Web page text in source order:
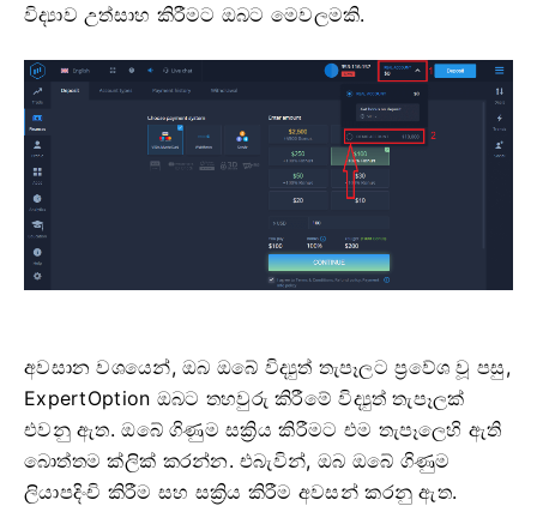
විද්‍යාව උත්සාහ කිරීමට ඔබට මෙවලමකි.
අවසාන වශයෙන්, ඔබ ඔබේ විද්‍යුත් තැපෑලට ප්‍රවේශ වූ පසු,
ExpertOption ඔබට තහවුරු කිරීමේ විද්‍යුත් තැපෑලක්
එවනු ඇත. ඔබේ ගිණුම සක්‍රිය කිරීමට එම තැපෑලෙහි ඇති
බොත්තම ක්ලික් කරන්න. එබැවින්, ඔබ ඔබේ ගිණුම
ලියාපදිංචි කිරීම සහ සක්‍රිය කිරීම අවසන් කරනු ඇත.